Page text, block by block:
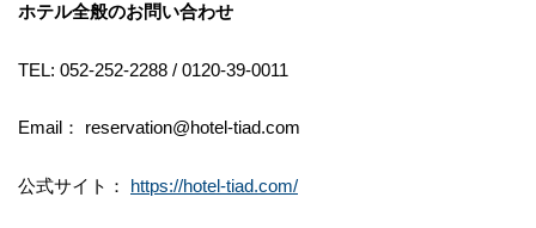
ホテル全般のお問い合わせ
TEL: 052-252-2288 / 0120-39-0011
Email： reservation@hotel-tiad.com
公式サイト： https://hotel-tiad.com/